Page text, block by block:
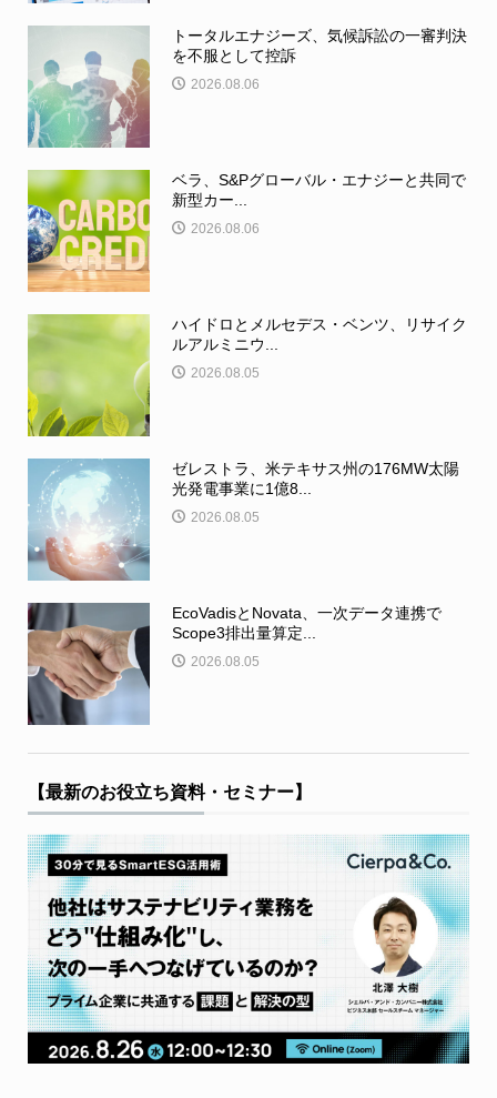
トータルエナジーズ、気候訴訟の一審判決
を不服として控訴
2026.08.06
ベラ、S&Pグローバル・エナジーと共同で
新型カー...
2026.08.06
ハイドロとメルセデス・ベンツ、リサイク
ルアルミニウ...
2026.08.05
ゼレストラ、米テキサス州の176MW太陽
光発電事業に1億8...
2026.08.05
EcoVadisとNovata、一次データ連携で
Scope3排出量算定...
2026.08.05
【最新のお役立ち資料・セミナー】